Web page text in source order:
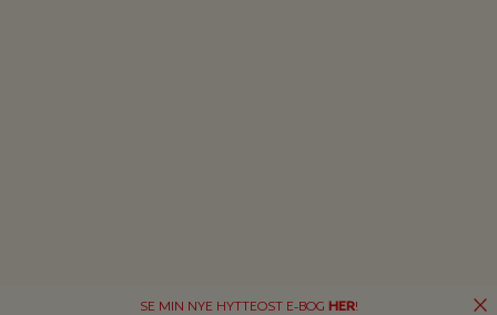
SE MIN NYE HYTTEOST E-BOG HER!